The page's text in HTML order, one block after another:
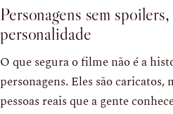
Personagens sem spoilers,
personalidade
O que segura o filme não é a
personagens. Eles são
pessoas reais que a gente